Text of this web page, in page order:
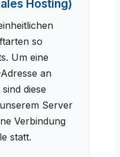
Hosting)
so
Um eine
an
diese
Server
Verbindung
statt.